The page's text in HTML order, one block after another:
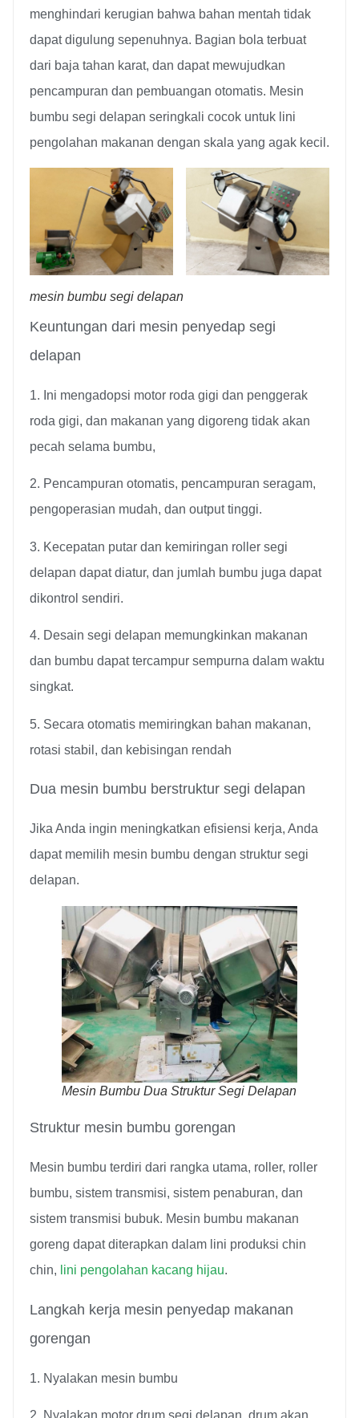
menghindari kerugian bahwa bahan mentah tidak
dapat digulung sepenuhnya. Bagian bola terbuat
dari baja tahan karat, dan dapat mewujudkan
pencampuran dan pembuangan otomatis. Mesin
bumbu segi delapan seringkali cocok untuk lini
pengolahan makanan dengan skala yang agak kecil.
mesin bumbu segi delapan
Keuntungan dari mesin penyedap segi
delapan
1. Ini mengadopsi motor roda gigi dan penggerak
roda gigi, dan makanan yang digoreng tidak akan
pecah selama bumbu,
2. Pencampuran otomatis, pencampuran seragam,
pengoperasian mudah, dan output tinggi.
3. Kecepatan putar dan kemiringan roller segi
delapan dapat diatur, dan jumlah bumbu juga dapat
dikontrol sendiri.
4. Desain segi delapan memungkinkan makanan
dan bumbu dapat tercampur sempurna dalam waktu
singkat.
5. Secara otomatis memiringkan bahan makanan,
rotasi stabil, dan kebisingan rendah
Dua mesin bumbu berstruktur segi delapan
Jika Anda ingin meningkatkan efisiensi kerja, Anda
dapat memilih mesin bumbu dengan struktur segi
delapan.
Mesin Bumbu Dua Struktur Segi Delapan
Struktur mesin bumbu gorengan
Mesin bumbu terdiri dari rangka utama, roller, roller
bumbu, sistem transmisi, sistem penaburan, dan
sistem transmisi bubuk. Mesin bumbu makanan
goreng dapat diterapkan dalam lini produksi chin
chin, lini pengolahan kacang hijau.
Langkah kerja mesin penyedap makanan
gorengan
1. Nyalakan mesin bumbu